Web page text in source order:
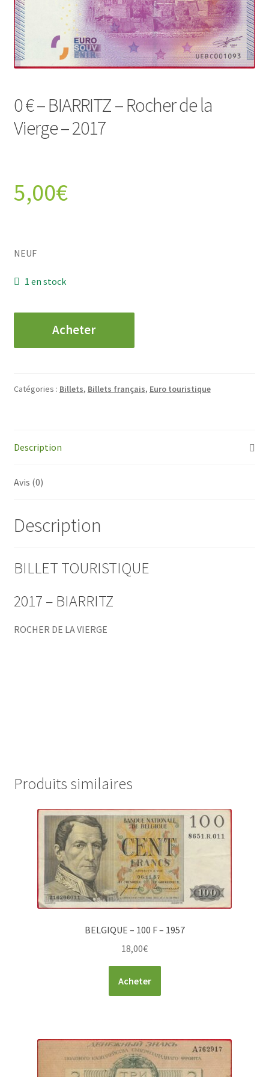
0 € – BIARRITZ – Rocher de la
Vierge – 2017
5,00€
NEUF
1 en stock
0
BIARRITZ
la
-
Acheter
Catégories : Billets, Billets français, Euro touristique
Description
Avis (0)
Description
BILLET TOURISTIQUE
2017 – BIARRITZ
ROCHER DE LA VIERGE
Produits similaires
BELGIQUE – 100 F – 1957
18,00€
Acheter